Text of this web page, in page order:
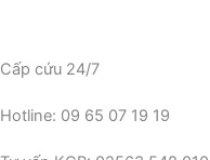
nội
Cấp cứu 24/7
Hotline: 09 65 07 19 19